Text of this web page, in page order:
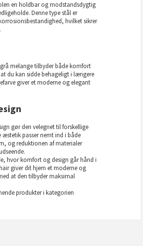
en holdbar og modstandsdygtig
Denne type stål er
hvilket sikrer
melange tilbyder både komfort
du kan sidde behageligt i længere
giver et moderne og elegant
gør den velegnet til forskellige
æstetik passer nemt ind i både
og reduktionen af materialer
hvor komfort og design går hånd i
giver dit hjem et moderne og
at den tilbyder maksimal
produkter i kategorien